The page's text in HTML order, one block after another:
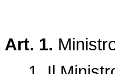
Art. 1.